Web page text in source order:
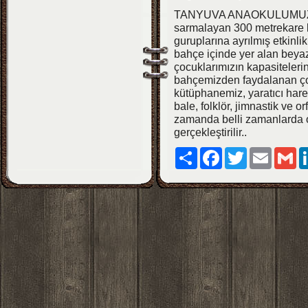
TANYUVA
sarmalayan 300 metrekare
guruplarına ayrılmış
bahçe içinde yer alan
çocuklarımızın
bahçemizden faydalanan
kütüphanemiz, yaratıcı
bale, folklör, jimnastik ve
zamanda belli zamanlarda
gerçekleştirilir..
Paylaş FacebookTwitter Email